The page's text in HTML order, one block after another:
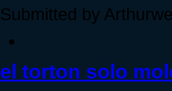
Submitted by
el torton solo